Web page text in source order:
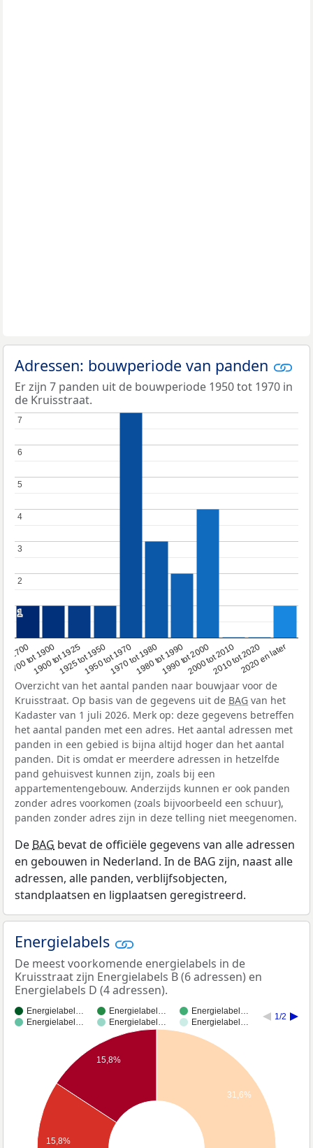
Adressen: bouwperiode van panden
Er zijn 7 panden uit de bouwperiode 1950 tot 1970 in
de Kruisstraat.
1700
1700 tot 1900
1900 tot 19251925 tot 19501950 tot 19701970 tot 19801980 tot 19901990 tot 20002000 tot 20102010 tot 20202020 en later
1
1
2
2
3
3
4
4
5
5
6
6
7
7
Overzicht van het aantal panden naar bouwjaar voor de
Kruisstraat. Op basis van de gegevens uit de BAG van het
Kadaster van 1 juli 2026. Merk op: deze gegevens betreffen
het aantal panden met een adres. Het aantal adressen met
panden in een gebied is bijna altijd hoger dan het aantal
panden. Dit is omdat er meerdere adressen in hetzelfde
pand gehuisvest kunnen zijn, zoals bij een
appartementengebouw. Anderzijds kunnen er ook panden
zonder adres voorkomen (zoals bijvoorbeeld een schuur),
panden zonder adres zijn in deze telling niet meegenomen.
De BAG bevat de officiële gegevens van alle adressen
en gebouwen in Nederland. In de BAG zijn, naast alle
adressen, alle panden, verblijfsobjecten,
standplaatsen en ligplaatsen geregistreerd.
Energielabels
De meest voorkomende energielabels in de
Kruisstraat zijn Energielabels B (6 adressen) en
Energielabels D (4 adressen).
Energielabel… Energielabel…
Energielabel…
Energielabel…
Energielabel… Energielabel…
1/2
31,6%
15,8%
15,8%